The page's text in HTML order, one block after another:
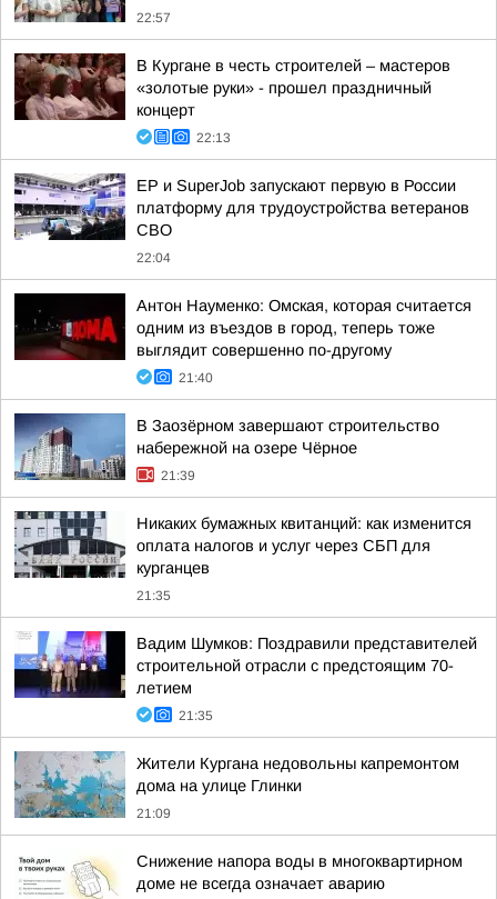
22:57
В Кургане в честь строителей – мастеров
«золотые руки» - прошел праздничный
концерт
22:13
ЕР и SuperJob запускают первую в России
платформу для трудоустройства ветеранов
СВО
22:04
Антон Науменко: Омская, которая считается
одним из въездов в город, теперь тоже
выглядит совершенно по-другому
21:40
В Заозёрном завершают строительство
набережной на озере Чёрное
21:39
Никаких бумажных квитанций: как изменится
оплата налогов и услуг через СБП для
курганцев
21:35
Вадим Шумков: Поздравили представителей
строительной отрасли с предстоящим 70-
летием
21:35
Жители Кургана недовольны капремонтом
дома на улице Глинки
21:09
Снижение напора воды в многоквартирном
доме не всегда означает аварию